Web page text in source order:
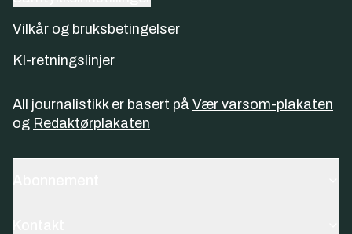
Vilkår og bruksbetingelser
KI-retningslinjer
All journalistikk er basert på Vær varsom-plakaten
og Redaktørplakaten